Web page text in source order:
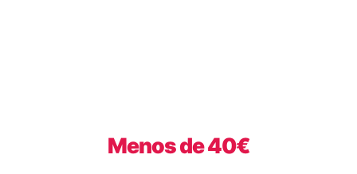
Magyarország
Menos de 40€